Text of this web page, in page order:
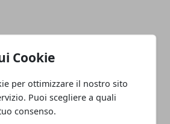
Cookie
per ottimizzare il nostro sito
Puoi scegliere a quali
consenso.